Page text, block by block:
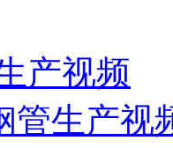
产视频
管生产视